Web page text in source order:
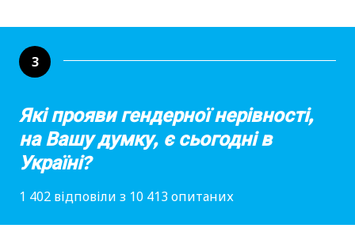
3
Які прояви гендерної нерівності,
на Вашу думку, є сьогодні в
Україні?
1 402 відповіли з 10 413 опитаних